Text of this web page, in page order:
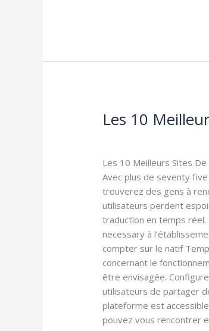
Les 10
Les 10 Meilleurs Sites
Avec plus de seventy
trouverez des gens à
utilisateurs perdent
traduction en temps réel.
necessary à
compter sur le natif
concernant le
être envisagée.
utilisateurs de partager
plateforme est accessible
pouvez vous rencontrer
Les
Sites
De
Rencontres
Sérieux
En
2025